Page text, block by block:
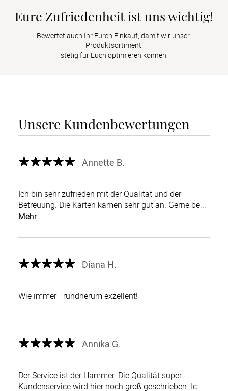
Eure Zufriedenheit ist uns wichtig!
Bewertet auch Ihr Euren Einkauf, damit wir unser
Produktsortiment
stetig für Euch optimieren können.
Unsere Kundenbewertungen
Annette B.
Ich bin sehr zufrieden mit der Qualität und der
Betreuung. Die Karten kamen sehr gut an. Gerne be...
Mehr
Diana H.
Wie immer - rundherum exzellent!
Annika G.
Der Service ist der Hammer. Die Qualität super.
Kundenservice wird hier noch groß geschrieben. Ic...